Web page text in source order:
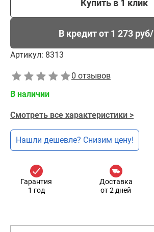
Купить в 1 клик
В кредит от 1 273
Артикул: 8313
0 отзывов
В наличии
Смотреть все характеристики >
Нашли дешевле? Снизим цену!
Гарантия
1 год
Доставка
от 2 дней